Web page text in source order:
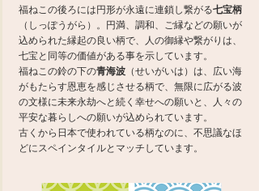
福ねこの後ろには円形が永遠に連鎖し繋がる七宝柄
（しっぽうがら）。円満、調和、ご縁などの願いが
込められた縁起の良い柄で、人の御縁や繋がりは、
七宝と同等の価値がある事を示しています。
福ねこの鈴の下の青海波（せいがいは）は、広い海
がもたらす恩恵を感じさせる柄で、無限に広がる波
の文様に未来永劫へと続く幸せへの願いと、人々の
平安な暮らしへの願いが込められています。
古くから日本で使われている柄なのに、不思議なほ
どにスペインタイルとマッチしています。